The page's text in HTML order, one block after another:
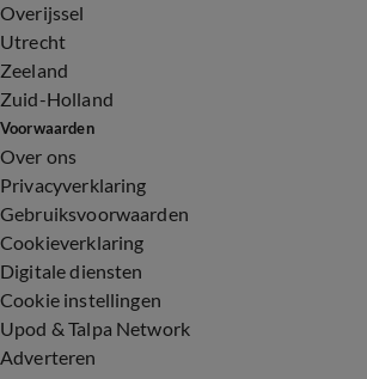
Overijssel
Utrecht
Zeeland
Zuid-Holland
Voorwaarden
Over ons
Privacyverklaring
Gebruiksvoorwaarden
Cookieverklaring
Digitale diensten
Cookie instellingen
Upod & Talpa Network
Adverteren